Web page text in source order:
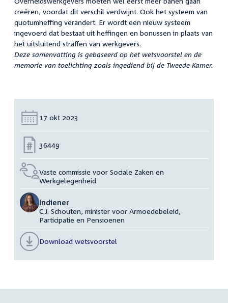
creëren, voordat dit verschil verdwijnt. Ook het systeem van
quotumheffing verandert. Er wordt een nieuw systeem
ingevoerd dat bestaat uit heffingen en bonussen in plaats van
het uitsluitend straffen van werkgevers.
Deze samenvatting is gebaseerd op het wetsvoorstel en de
memorie van toelichting zoals ingediend bij de Tweede Kamer.
Datum:
17 okt 2023
Nummer:
36449
Vaste commissie voor Sociale Zaken en
Werkgelegenheid
Indiener
C.J. Schouten, minister voor Armoedebeleid,
Participatie en Pensioenen
Download wetsvoorstel